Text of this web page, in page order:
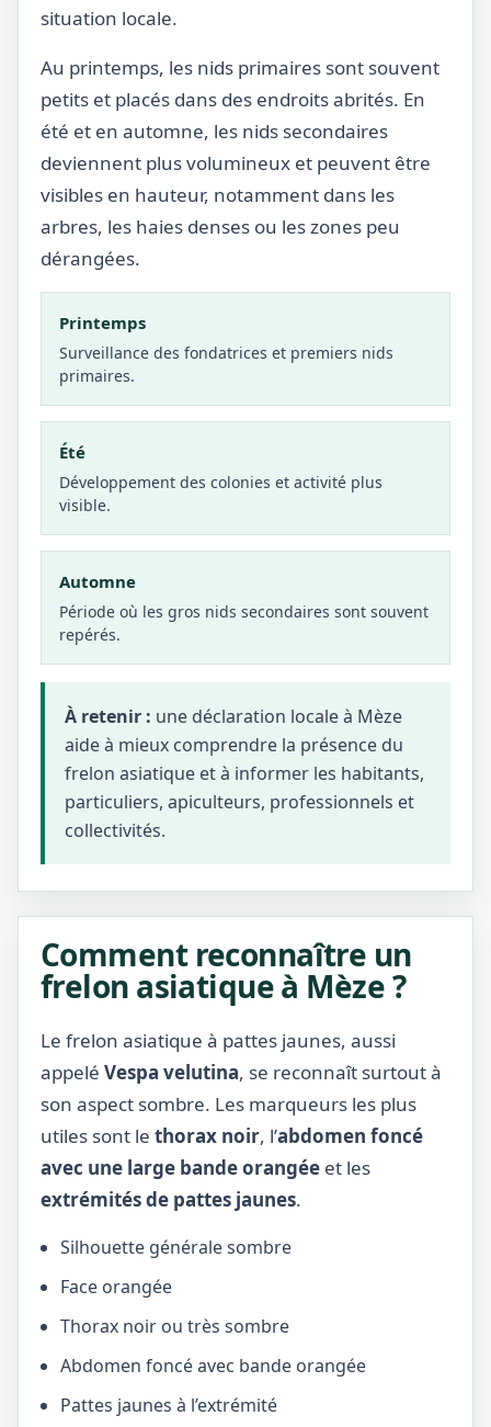
situation locale.
Au printemps, les nids primaires sont souvent
petits et placés dans des endroits abrités. En
été et en automne, les nids secondaires
deviennent plus volumineux et peuvent être
visibles en hauteur, notamment dans les
arbres, les haies denses ou les zones peu
dérangées.
Printemps
Surveillance des fondatrices et premiers nids
primaires.
Été
Développement des colonies et activité plus
visible.
Automne
Période où les gros nids secondaires sont souvent
repérés.
À retenir : une déclaration locale à Mèze
aide à mieux comprendre la présence du
frelon asiatique et à informer les habitants,
particuliers, apiculteurs, professionnels et
collectivités.
Comment reconnaître un
frelon asiatique à Mèze ?
Le frelon asiatique à pattes jaunes, aussi
appelé Vespa velutina, se reconnaît surtout à
son aspect sombre. Les marqueurs les plus
utiles sont le thorax noir, l’abdomen foncé
avec une large bande orangée et les
extrémités de pattes jaunes.
Silhouette générale sombre
Face orangée
Thorax noir ou très sombre
Abdomen foncé avec bande orangée
Pattes jaunes à l’extrémité